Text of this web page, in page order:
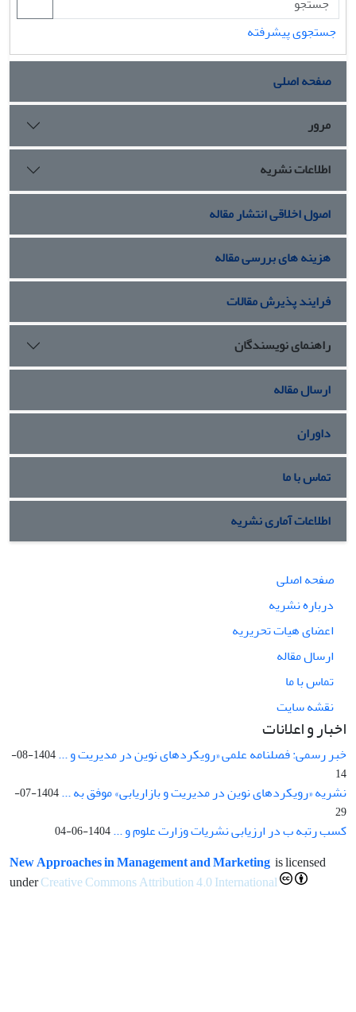
جستجوی پیشرفته
صفحه اصلی
مرور
اطلاعات نشریه
اصول اخلاقی انتشار مقاله
هزینه های بررسی مقاله
فرایند پذیرش مقالات
راهنمای نویسندگان
ارسال مقاله
داوران
تماس با ما
اطلاعات آماری نشریه
صفحه اصلی
درباره نشریه
اعضای هیات تحریریه
ارسال مقاله
تماس با ما
نقشه سایت
اخبار و اعلانات
خبر رسمی: فصلنامه علمی «رویکردهای نوین در مدیریت و ...
1404-08-
14
نشریه «رویکردهای نوین در مدیریت و بازاریابی» موفق به ...
1404-07-
29
کسب رتبه ب در ارزیابی نشریات وزارت علوم و ...1404-06-04
New Approaches in Management and Marketing is licensed
underCreative Commons Attribution 4.0 International